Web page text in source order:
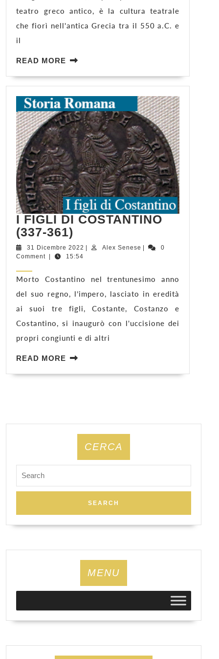
teatro greco antico, è la cultura teatrale
che fiorì nell'antica Grecia tra il 550 a.C. e
il
READ MORE READ
I FIGLI DI COSTANTINO
(337-361)
FIGLI
DI
(337-
31 Dicembre 2022 31
| Alex Senese Alex
|
0
Comment
| 15:54
Morto Costantino nel trentunesimo anno
del suo regno, l’impero, lasciato in eredità
ai suoi tre figli, Costante, Costanzo e
Costantino, si inaugurò con l'uccisione dei
propri congiunti e di altri
READ MORE READ
CERCA
for:
MENU